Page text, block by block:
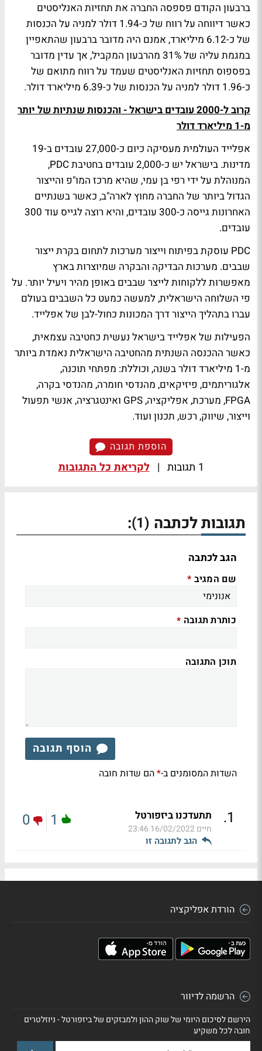
ברבעון הקודם פספסה החברה את תחזיות האנליסטים
כאשר דיווחה על רווח של כ-1.94 דולר למניה על הכנסות
של כ-6.12 מיליארד, אמנם היה מדובר ברבעון שהתאפיין
במגמת עליה של 31% מהרבעון המקביל, אך עדין מדובר
בפספוס תחזיות האנליסטים שעמד על רווח מתואם של
כ-1.96 דולר למניה על הכנסות של כ-6.39 מיליארד דולר.
קרוב ל-2000 עובדים בישראל - והכנסות שנתיות של יותר
מ-1 מיליארד דולר
אפלייד העולמית מעסיקה כיום כ-27,000 עובדים ב-19
מדינות. בישראל יש כ-2,000 עובדים בחטיבת
PDC
,
המנוהלת על ידי רפי בן עמי, שהיא מרכז המו"פ והייצור
הגדול ביותר של החברה מחוץ לארה"ב, כאשר בשנתיים
האחרונות גייסה כ-300 עובדים, והיא רוצה לגייס עוד 300
עובדים.
PDC עוסקת בפיתוח וייצור מערכות לתחום בקרת ייצור
שבבים. מערכות הבדיקה והבקרה שמיוצרות בארץ
מאפשרות ללקוחות לייצר שבבים באופן מהיר ויעיל יותר. על
פי השלוחה הישראלית, למעשה כמעט כל השבבים בעולם
עברו בתהליך הייצור דרך המכונות כחול-לבן של אפלייד.
הפעילות של אפלייד בישראל נעשית כחטיבה עצמאית,
כאשר ההכנסה השנתית מהחטיבה הישראלית נאמדת ביותר
מ-1 מיליארד דולר בשנה, וכוללת: מפתחי תוכנה,
אלגוריתמים, פיזיקאים, מהנדסי חומרה, מהנדסי בקרה,
FPGA, מערכת, אפליקציה,GPS ואינטגרציה, אנשי תפעול
וייצור, שיווק, רכש, תכנון ועוד.
הוספת תגובה
1 תגובות | לקריאת כל התגובות
תגובות לכתבה (1)
:
הגב לכתבה
שם המגיב *
כותרת תגובה *
תוכן התגובה
הוסף תגובה
השדות המסומנים ב-*הם שדות חובה
1
. תתעדכנו ביזפורטל
חיים16/02/2022 23:46
הגב לתגובה זו
1
0
הורדת אפליקציה
הרשמה לדיוור
הירשם לסיכום היומי של שוק ההון ולמבזקים של ביזפורטל - ניוזלטרים
חובה לכל משקיע